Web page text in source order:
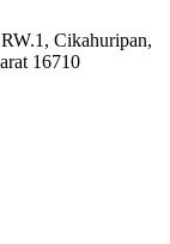
Cikahuripan,
16710